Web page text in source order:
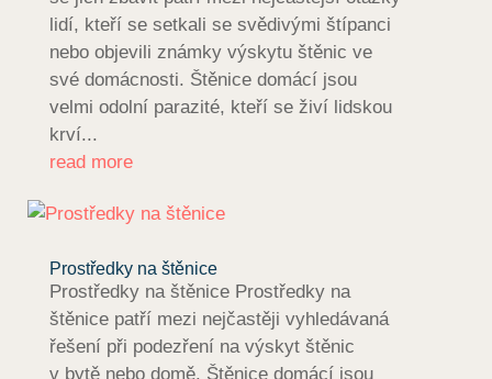
lidí, kteří se setkali se svědivými štípanci
nebo objevili známky výskytu štěnic ve
své domácnosti. Štěnice domácí jsou
velmi odolní parazité, kteří se živí lidskou
krví...
read more
Prostředky na štěnice
Prostředky na štěnice Prostředky na
štěnice patří mezi nejčastěji vyhledávaná
řešení při podezření na výskyt štěnic
v bytě nebo domě. Štěnice domácí jsou